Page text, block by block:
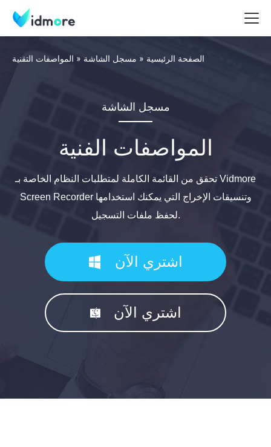
الصفحة الرئيسية مسجل الشاشة المواصفات التقنية
مسجل الشاشة
المواصفات الفنية
تحقق من القائمة الكاملة لمتطلبات النظام الخاصة بـ Vidmore
Screen Recorder وتنسيقات الإخراج التي يمكنك استخدامها
لحفظ ملفات التسجيل.
اشتري الآن
اشتري الآن